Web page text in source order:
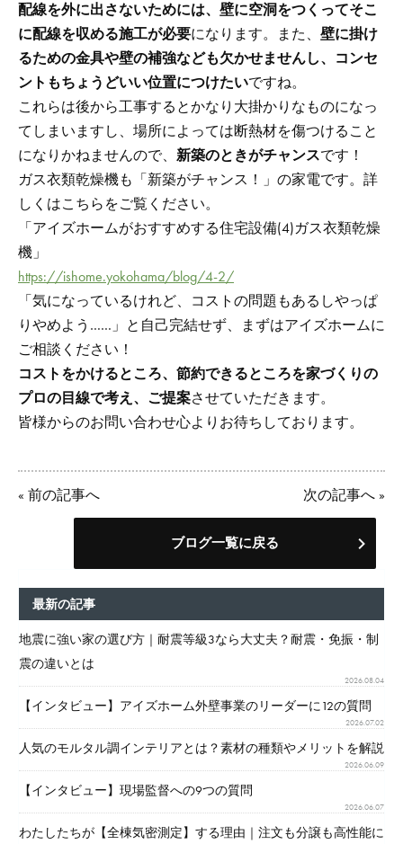
配線を外に出さないためには、壁に空洞をつくってそこ
に配線を収める施工が必要になります。また、 壁に掛け
るための金具や壁の補強なども欠かせませんし、コンセ
ントもちょうどいい位置につけたいですね。
これらは後から工事するとかなり大掛かりなものになっ
てしまいますし、場所によっては断熱材を傷つけること
になりかねませんので、 新築のときがチャンスです！
ガス衣類乾燥機も「新築がチャンス！」の家電です。詳
しくはこちらをご覧ください。
「アイズホームがおすすめする住宅設備(4)ガス衣類乾燥
機」
https://ishome.yokohama/blog/4-2/
「気になっているけれど、コストの問題もあるしやっぱ
りやめよう……」と自己完結せず、まずはアイズホームに
ご相談ください！
コストをかけるところ、節約できるところを家づくりの
プロの目線で考え、ご提案させていただきます。
皆様からのお問い合わせ心よりお待ちしております。
« 前の記事へ 次の記事へ »
ブログ一覧に戻る
最新の記事
地震に強い家の選び方｜耐震等級3なら大丈夫？耐震・免振・制
震の違いとは
2026.08.04
【インタビュー】アイズホーム外壁事業のリーダーに12の質問
2026.07.02
人気のモルタル調インテリアとは？素材の種類やメリットを解説
2026.06.09
【インタビュー】現場監督への9つの質問
2026.06.07
わたしたちが【全棟気密測定】する理由｜注文も分譲も高性能に